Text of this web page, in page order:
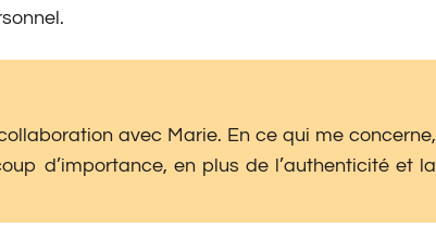
avec Marie. En ce qui me concerne,
d’importance, en plus de l’authenticité et la